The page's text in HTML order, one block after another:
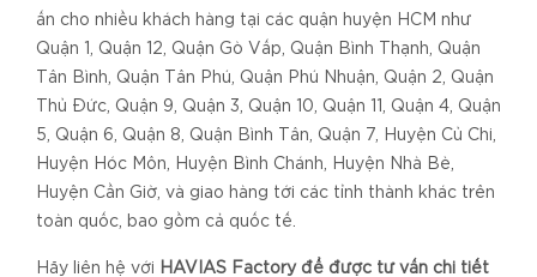
ấn cho nhiều khách hàng tại các quận huyện HCM như
Quận 1, Quận 12, Quận Gò Vấp, Quận Bình Thạnh, Quận
Tân Bình, Quận Tân Phú, Quận Phú Nhuận, Quận 2, Quận
Thủ Đức, Quận 9, Quận 3, Quận 10, Quận 11, Quận 4, Quận
5, Quận 6, Quận 8, Quận Bình Tân, Quận 7, Huyện Củ Chi,
Huyện Hóc Môn, Huyện Bình Chánh, Huyện Nhà Bè,
Huyện Cần Giờ, và giao hàng tới các tỉnh thành khác trên
toàn quốc, bao gồm cả quốc tế.
Hãy liên hệ với
HAVIAS Factory để được tư vấn chi tiết